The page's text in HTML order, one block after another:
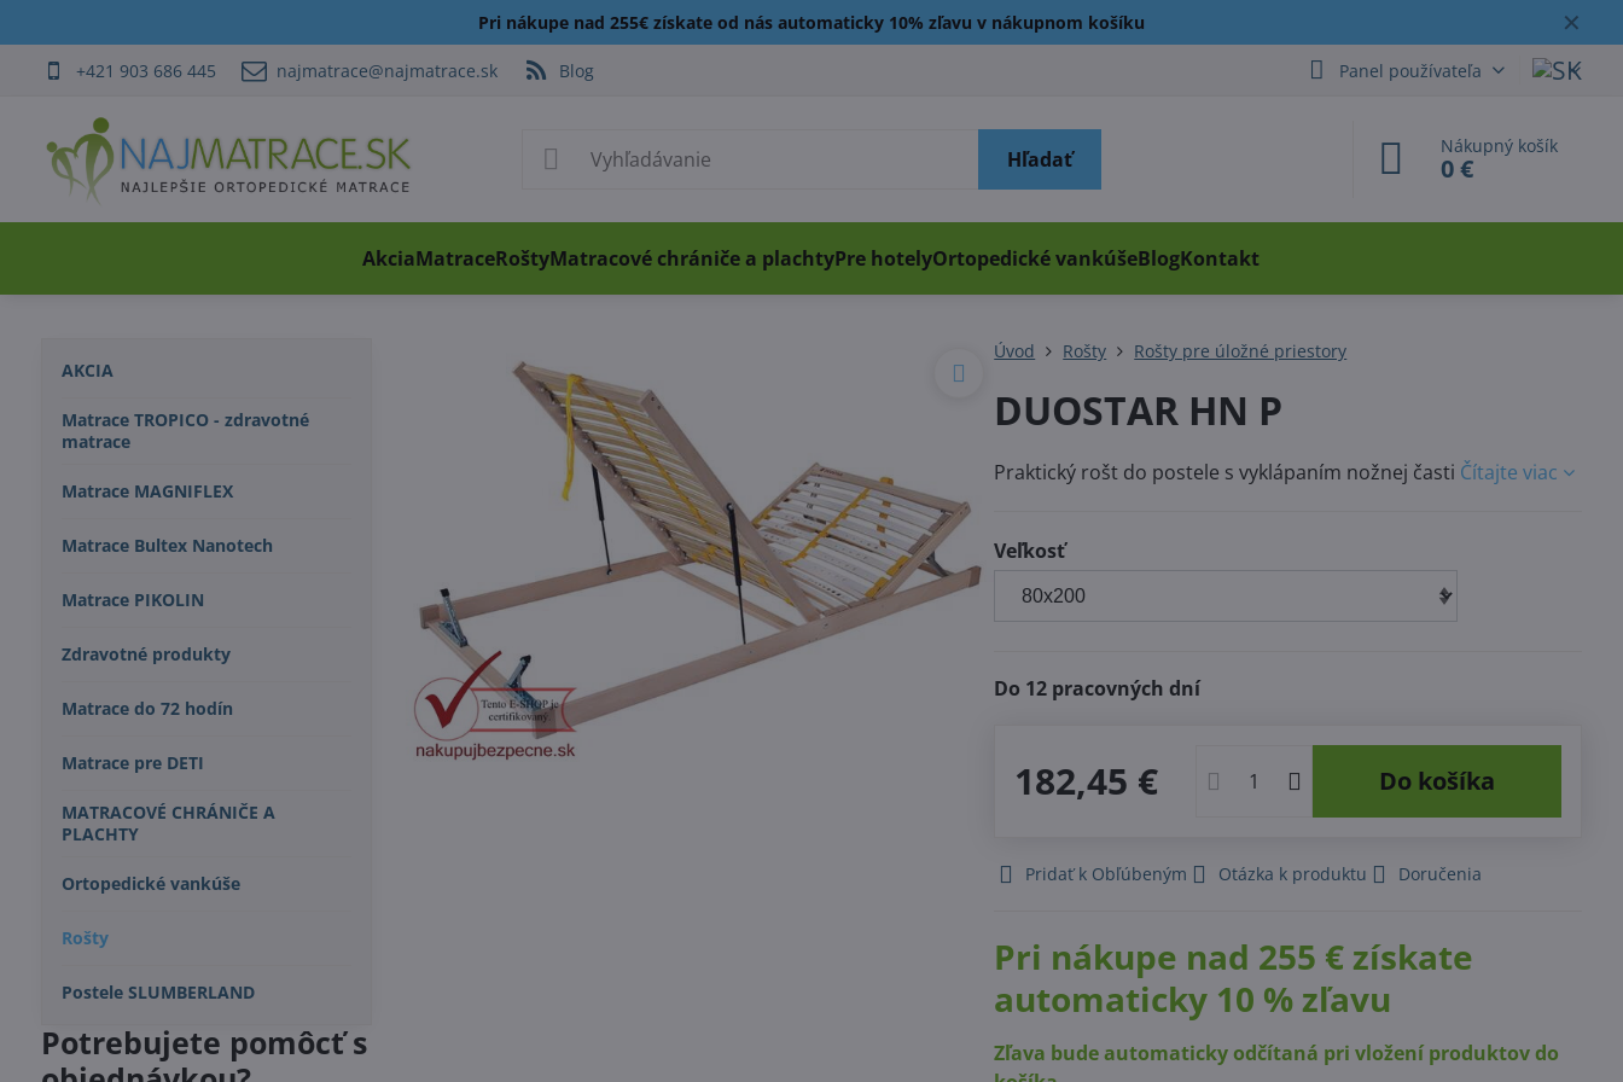
✕
Pri nákupe nad 255€ získate od nás automaticky 10% zľavu v nákupnom košíku
+421 903 686 445 najmatrace@najmatrace.sk Blog Panel používateľa
Hľadať
Nákupný košík
0 €
AkciaMatraceRoštyMatracové chrániče a plachtyPre hotelyOrtopedické vankúšeBlogKontakt
Úvod Rošty Rošty pre úložné priestory
DUOSTAR HN P
Praktický rošt do postele s vyklápaním nožnej časti Čítajte viac
Veľkosť
Do 12 pracovných dní
182,45 € Do košíka
Pridať k Obľúbeným Otázka k produktu Doručenia
Pri nákupe nad 255 € získate
automaticky 10 % zľavu
Zľava bude automaticky odčítaná pri vložení produktov do
AKCIA
Matrace TROPICO - zdravotné
matrace
Matrace MAGNIFLEX
Matrace Bultex Nanotech
Matrace PIKOLIN
Zdravotné produkty
Matrace do 72 hodín
Matrace pre DETI
MATRACOVÉ CHRÁNIČE A
PLACHTY
Ortopedické vankúše
Rošty
Postele SLUMBERLAND
Potrebujete pomôcť s